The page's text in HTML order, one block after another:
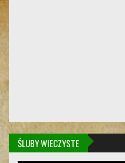
ŚLUBY WIECZYSTE